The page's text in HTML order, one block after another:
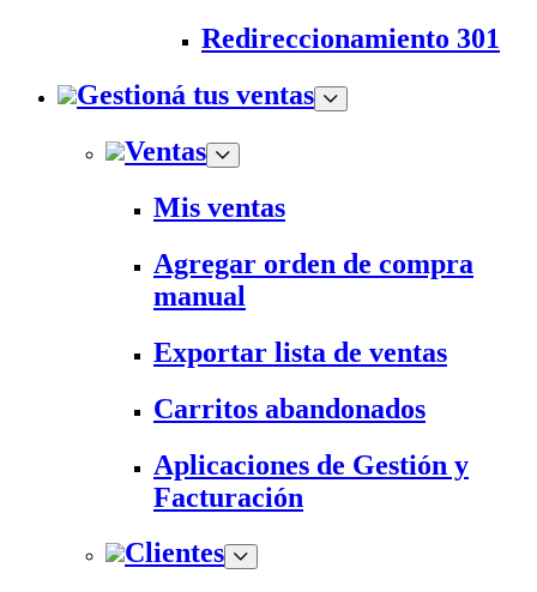
Redireccionamiento 301
Gestioná tus ventas
Ventas
Mis ventas
Agregar orden de compra
manual
Exportar lista de ventas
Carritos abandonados
Aplicaciones de Gestión y
Facturación
Clientes